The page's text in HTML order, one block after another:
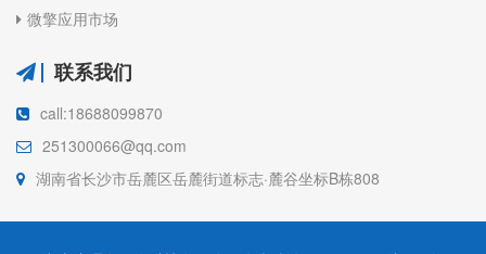
微擎应用市场
联系我们
call:18688099870
251300066@qq.com
湖南省长沙市岳麓区岳麓街道标志·麓谷坐标B栋808